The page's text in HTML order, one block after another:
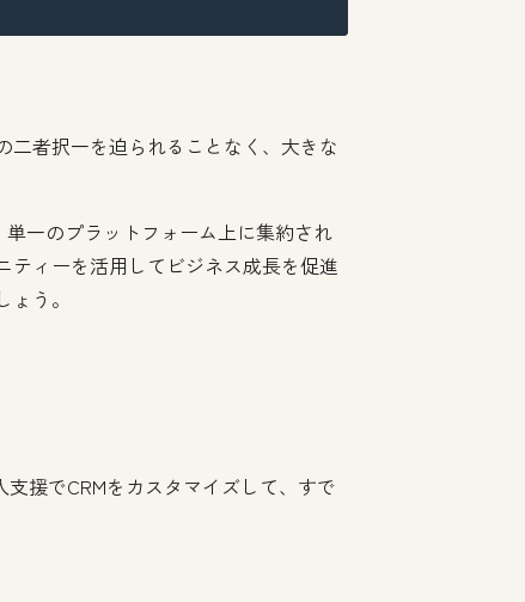
者択一を迫られることなく、大きな
一のプラットフォーム上に集約され
ィーを活用してビジネス成長を促進
う。
援でCRMをカスタマイズして、すで